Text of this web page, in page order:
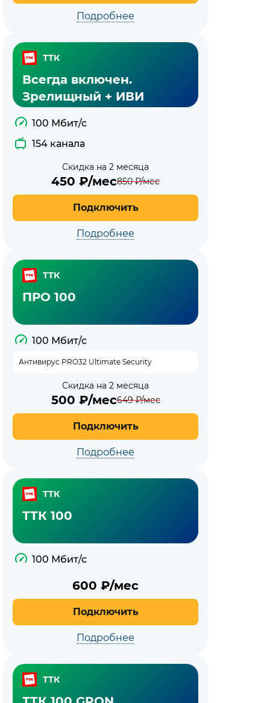
Подробнее
ТТК
Всегда включен.
Зрелищный + ИВИ
100 Мбит/с
154 канала
Скидка на 2 месяца
450 ₽/мес850₽/мес
Подключить
Подробнее
ТТК
ПРО 100
100 Мбит/с
Антивирус PRO32 Ultimate Security
Скидка на 2 месяца
500 ₽/мес649₽/мес
Подключить
Подробнее
ТТК
ТТК 100
100 Мбит/с
600 ₽/мес
Подключить
Подробнее
ТТК